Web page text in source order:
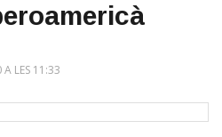
LES 11:33